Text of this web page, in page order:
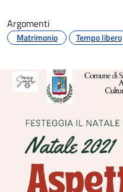
Argomenti
Matrimonio Tempo libero